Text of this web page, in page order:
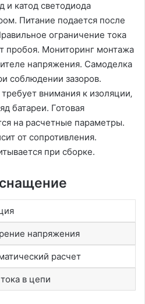
и катод светодиода
Питание подается после
ограничение тока
пробоя. Мониторинг монтажа
напряжения. Самоделка
соблюдении зазоров.
внимания к изоляции‚
батареи. Готовая
на расчетные параметры.
от сопротивления.
при сборке.
напряжения
расчет
в цепи